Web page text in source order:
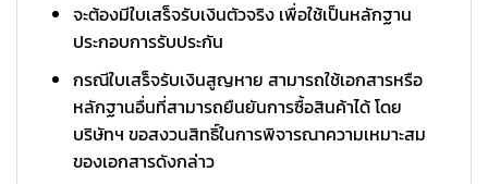
จะต้องมีใบเสร็จรับเงินตัวจริง เพื่อใช้เป็นหลักฐาน
ประกอบการรับประกัน
กรณีใบเสร็จรับเงินสูญหาย สามารถใช้เอกสารหรือ
หลักฐานอื่นที่สามารถยืนยันการซื้อสินค้าได้ โดย
บริษัทฯ ขอสงวนสิทธิ์ในการพิจารณาความเหมาะสม
ของเอกสารดังกล่าว